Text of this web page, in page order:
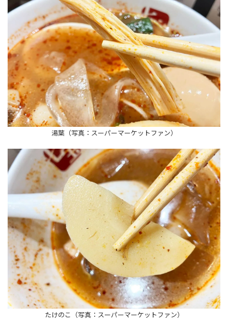
湯葉（写真：スーパーマーケットファン）
たけのこ（写真：スーパーマーケットファン）